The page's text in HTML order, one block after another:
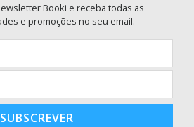
Booki e receba todas as
e promoções no seu email.
SUBSCREVER